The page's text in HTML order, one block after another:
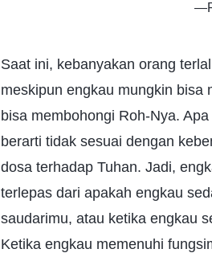
Saat ini, kebanyakan orang
meskipun engkau mungkin bisa
bisa membohongi Roh-Nya.
berarti tidak sesuai dengan
dosa terhadap Tuhan. Jadi,
terlepas dari apakah engkau
saudarimu, atau ketika engkau
Ketika engkau memenuhi